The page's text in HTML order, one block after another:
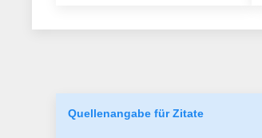
Quellenangabe für Zitate